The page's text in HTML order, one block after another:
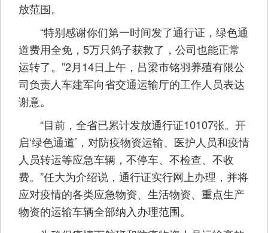
放范围。
“特别感谢你们第一时间发了通行证，绿色通
道费用全免，5万只鸽子获救了，公司也能正常
运转了。”2月14日上午，吕梁市铭羽养殖有限公
司负责人车建军向省交通运输厅的工作人员表达
谢意。
“目前，全省已累计发放通行证10107张。开
启‘绿色通道’，对防疫物资运输、医护人员和疫情
人员转运等应急车辆，不停车、不检查、不收
费。”任大为介绍说，通行证实行网上办理，并将
应对疫情的各类应急物资、生活物资、重点生产
物资的运输车辆全部纳入办理范围。